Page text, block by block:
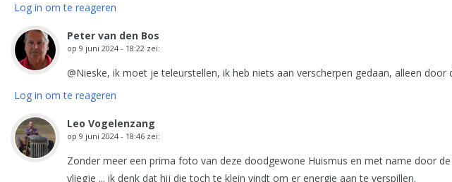
Log in om te reageren
Peter van den Bos
op 9 juni 2024 - 18:22 zei:
@Nieske, ik moet je teleurstellen, ik heb niets aan verscherpen gedaan, alleen door
Log in om te reageren
Leo Vogelenzang
op 9 juni 2024 - 18:46 zei:
Zonder meer een prima foto van deze doodgewone Huismus en met name door
vliegje ... ik denk dat hij die toch te klein vindt om er energie aan te verspillen.